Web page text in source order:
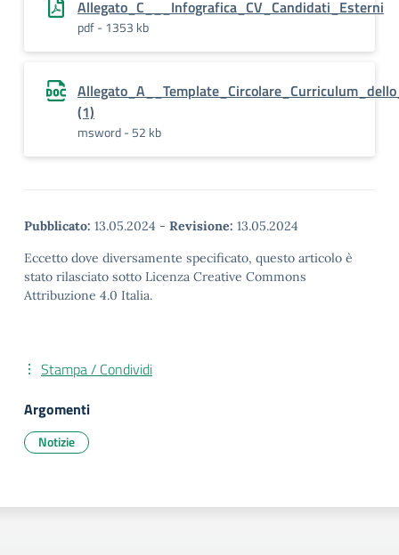
Allegato_C___Infografica_CV_Candidati_Esterni
pdf - 1353 kb
(1)
msword - 52 kb
Pubblicato: 13.05.2024 - Revisione: 13.05.2024
Eccetto dove diversamente specificato, questo articolo è
stato rilasciato sotto Licenza Creative Commons
Attribuzione 4.0 Italia.
Stampa / Condividi
Argomenti
Notizie